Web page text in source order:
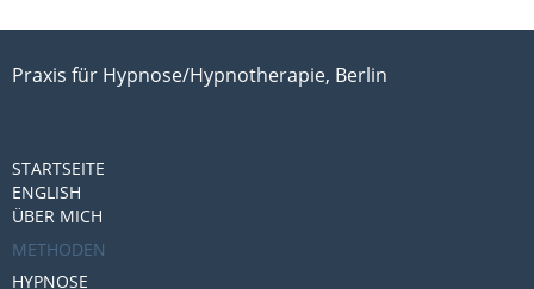
Praxis für Hypnose/Hypnotherapie, Berlin
STARTSEITE
ENGLISH
ÜBER MICH
METHODEN
HYPNOSE